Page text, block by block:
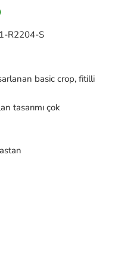
R2204-S
basic crop, fitilli
tasarımı çok